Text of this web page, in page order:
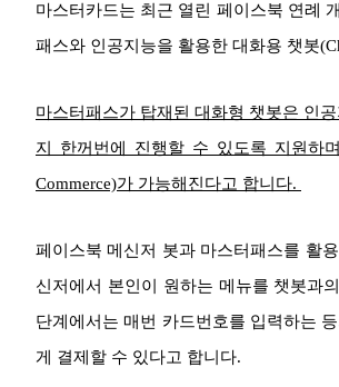
마스터카드는 최근 열린 페이스북 연례
패스와 인공지능을 활용한 대화용 챗봇
마스터패스가 탑재된 대화형 챗봇은 인
지 한꺼번에 진행할 수 있도록 지원하
Commerce)가 가능해진다고 합니다.
페이스북 메신저 봇과 마스터패스를 활
신저에서 본인이 원하는 메뉴를 챗봇과
단계에서는 매번 카드번호를 입력하는
게 결제할 수 있다고 합니다.